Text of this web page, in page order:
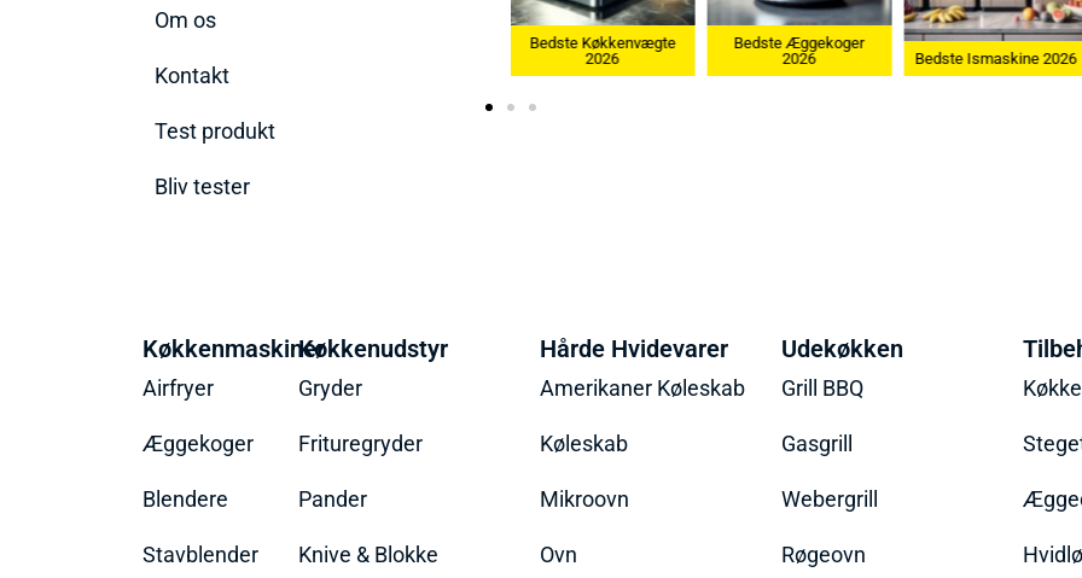
Om os
Kontakt
Test produkt
Bliv tester
Bedste Køkkenvægte
2026
Bedste Æggekoger
2026
Bedste Ismaskine 2026
Køkkenmaskiner
Airfryer
Æggekoger
Blendere
Stavblender
Køkkenudstyr
Gryder
Frituregryder
Pander
Knive & Blokke
Hårde Hvidevarer
Amerikaner Køleskab
Køleskab
Mikroovn
Ovn
Udekøkken
Grill BBQ
Gasgrill
Webergrill
Røgeovn